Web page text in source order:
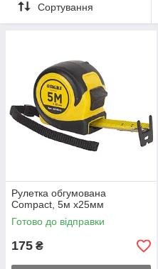
Сортування
Рулетка обгумована
Compact, 5м х25мм
Готово до відправки
175 ₴